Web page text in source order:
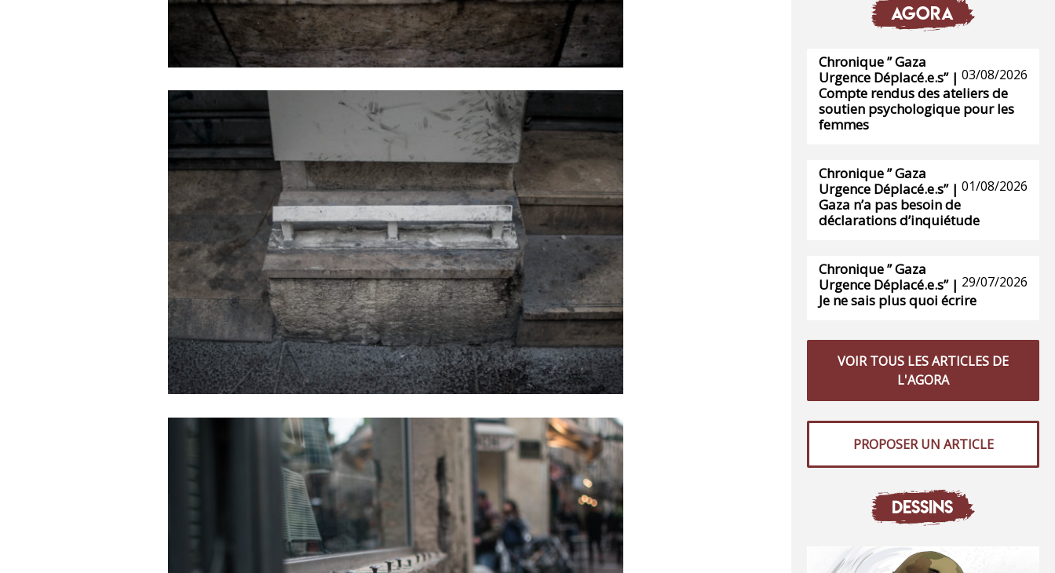
AGORA
03/08/2026
Chronique ” Gaza
Urgence Déplacé.e.s” |
Compte rendus des ateliers de
soutien psychologique pour les
femmes
01/08/2026
Chronique ” Gaza
Urgence Déplacé.e.s” |
Gaza n’a pas besoin de
déclarations d’inquiétude
29/07/2026
Chronique ” Gaza
Urgence Déplacé.e.s” |
Je ne sais plus quoi écrire
VOIR TOUS LES ARTICLES DE
L'AGORA
PROPOSER UN ARTICLE
DESSINS